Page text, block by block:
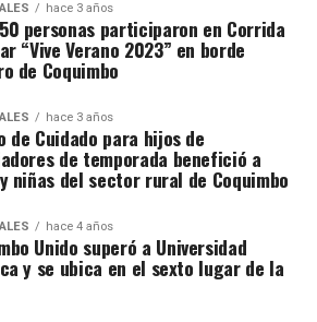
hace 3 años
personas participaron en Corrida
“Vive Verano 2023” en borde
de Coquimbo
hace 3 años
de Cuidado para hijos de
de temporada benefició a
niñas del sector rural de Coquimbo
hace 4 años
Unido superó a Universidad
y se ubica en el sexto lugar de la